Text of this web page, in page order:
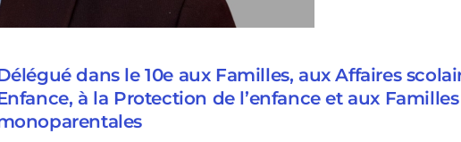
dans le 10e aux Familles, aux Affaires
à la Protection de l’enfance et aux Familles